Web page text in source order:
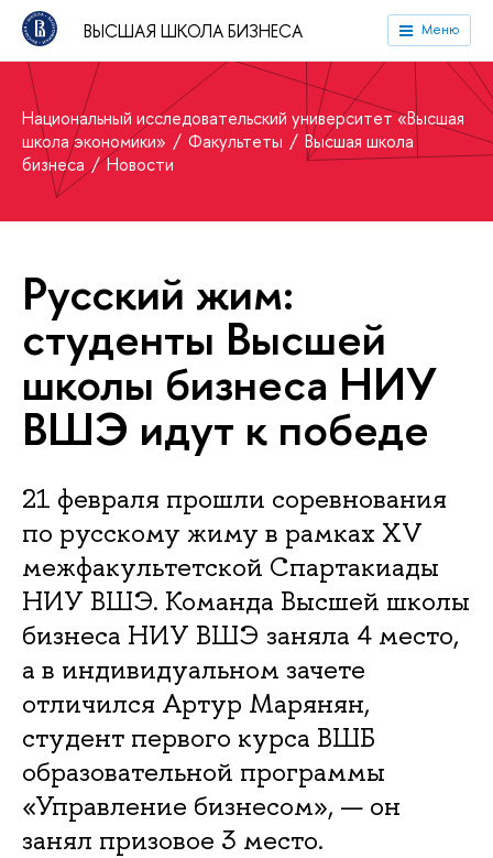
ВЫСШАЯ ШКОЛА БИЗНЕСА Меню
Национальный исследовательский университет «Высшая
школа экономики»
Факультеты
Высшая школа
бизнеса
Новости
Русский жим:
студенты Высшей
школы бизнеса НИУ
ВШЭ идут к победе
21 февраля прошли соревнования
по русскому жиму в рамках XV
межфакультетской Спартакиады
НИУ ВШЭ. Команда Высшей школы
бизнеса НИУ ВШЭ заняла 4 место,
а в индивидуальном зачете
отличился Артур Марянян,
студент первого курса ВШБ
образовательной программы
«Управление бизнесом», — он
занял призовое 3 место.